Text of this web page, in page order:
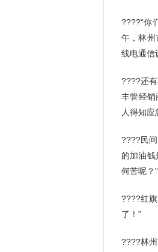
????“你
午，林州
线电通信
????还
丰管经销
人得知
????民
的加油钱
何苦呢？”
????红
了！”
????林